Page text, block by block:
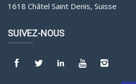
1618 Châtel Saint Denis, Suisse
SUIVEZ-NOUS